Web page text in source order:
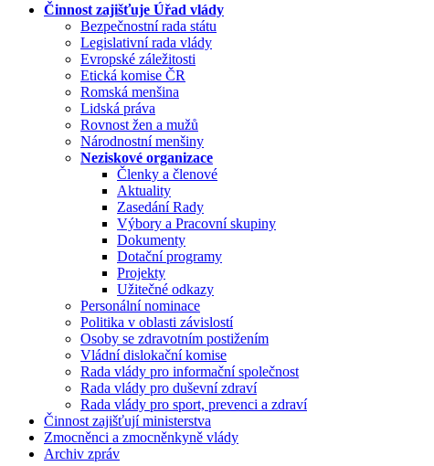
Činnost zajišťuje Úřad vlády
Bezpečnostní rada státu
Legislativní rada vlády
Evropské záležitosti
Etická komise ČR
Romská menšina
Lidská práva
Rovnost žen a mužů
Národnostní menšiny
Neziskové organizace
Členky a členové
Aktuality
Zasedání Rady
Výbory a Pracovní skupiny
Dokumenty
Dotační programy
Projekty
Užitečné odkazy
Personální nominace
Politika v oblasti závislostí
Osoby se zdravotním postižením
Vládní dislokační komise
Rada vlády pro informační společnost
Rada vlády pro duševní zdraví
Rada vlády pro sport, prevenci a zdraví
Činnost zajišťují ministerstva
Zmocněnci a zmocněnkyně vlády
Archiv zpráv